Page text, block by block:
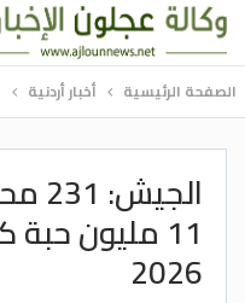
الصفحة الرئيسية أخبار أردنية
11 مليون
2026